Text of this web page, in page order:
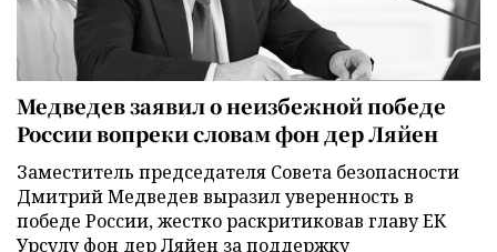
Медведев заявил о неизбежной победе
России вопреки словам фон дер Ляйен
Заместитель председателя Совета безопасности
Дмитрий Медведев выразил уверенность в
победе России, жестко раскритиковав главу ЕК
Урсулу фон дер Ляйен за поддержку